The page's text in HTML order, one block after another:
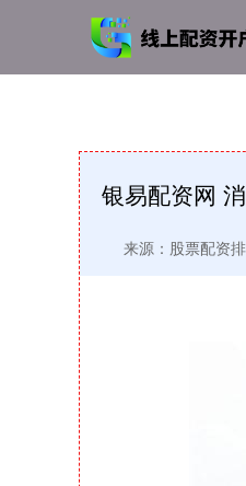
银易配资网
来源：股票配资